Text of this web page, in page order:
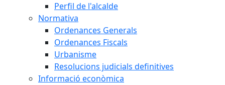
Perfil de l'alcalde
Normativa
Ordenances Generals
Ordenances Fiscals
Urbanisme
Resolucions judicials definitives
Informació econòmica